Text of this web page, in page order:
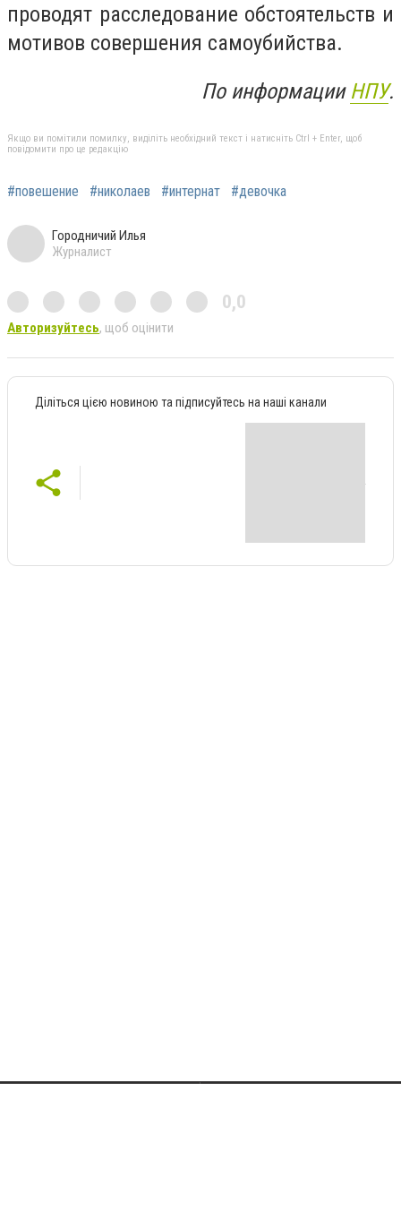
проводят расследование обстоятельств и
мотивов совершения самоубийства.
По информации НПУ.
Якщо ви помітили помилку, виділіть необхідний текст і натисніть Ctrl + Enter, щоб
повідомити про це редакцію
#повешение #николаев #интернат #девочка
Городничий Илья
Журналист
0,0
Авторизуйтесь, щоб оцінити
Діліться цією новиною та підписуйтесь на наші канали